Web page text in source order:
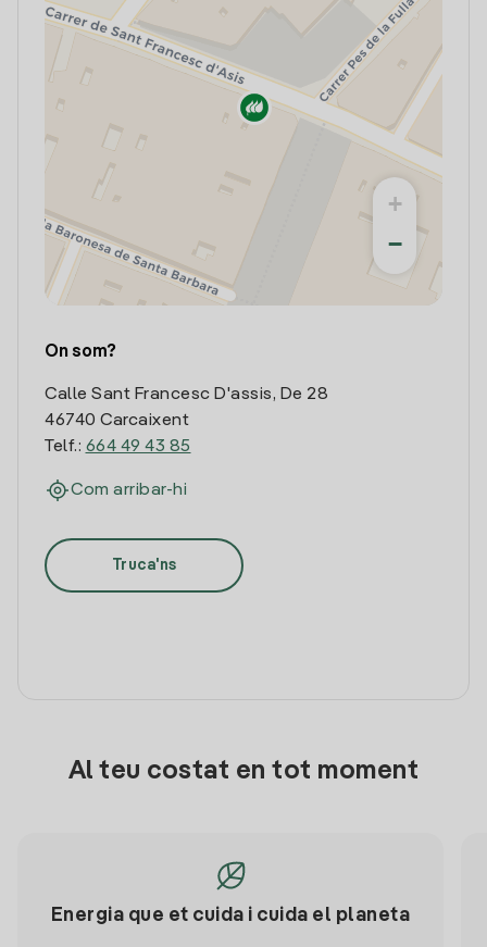
+
−
On som?
Calle Sant Francesc D'assis, De 28
46740 Carcaixent
Telf.: 664 49 43 85
Com arribar-hi
Truca'ns
Al teu costat en tot moment
Energia que et cuida i cuida el planeta